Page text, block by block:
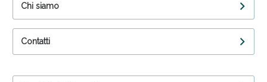
Chi siamo
Contatti